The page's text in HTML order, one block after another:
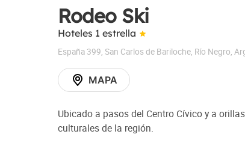
Rodeo Ski
Hoteles 1 estrella
España 399, San Carlos de Bariloche, Río Negro,
MAPA
Ubicado a pasos del Centro Cívico y a
culturales de la región.